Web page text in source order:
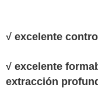
√ excelente
√ excelente
extracción